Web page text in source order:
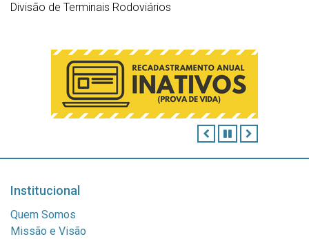
Divisão de Terminais Rodoviários
ANTERIOR
PAUSAR
Institucional
Quem Somos
Missão e Visão